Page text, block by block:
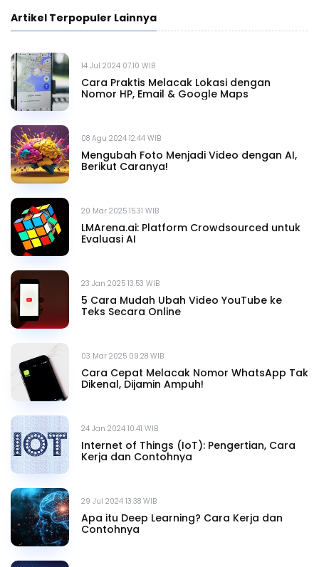
Artikel Terpopuler Lainnya
14 Jul 2024 07.10 WIB
Cara Praktis Melacak Lokasi dengan
Nomor HP, Email & Google Maps
08 Agu 2024 12.44 WIB
Mengubah Foto Menjadi Video dengan AI,
Berikut Caranya!
20 Mar 2025 15.31 WIB
LMArena.ai: Platform Crowdsourced untuk
Evaluasi AI
23 Jan 2025 13.53 WIB
5 Cara Mudah Ubah Video YouTube ke
Teks Secara Online
03 Mar 2025 09.28 WIB
Cara Cepat Melacak Nomor WhatsApp Tak
Dikenal, Dijamin Ampuh!
24 Jan 2024 10.41 WIB
Internet of Things (IoT): Pengertian, Cara
Kerja dan Contohnya
29 Jul 2024 13.38 WIB
Apa itu Deep Learning? Cara Kerja dan
Contohnya